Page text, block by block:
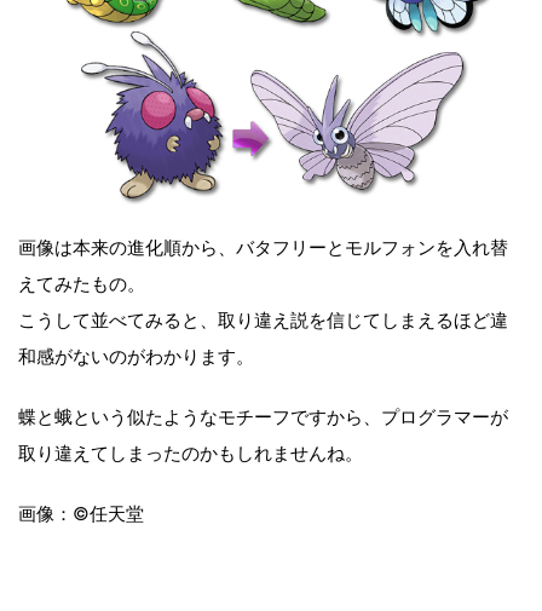
画像は本来の進化順から、バタフリーとモルフォンを入れ替
えてみたもの。
こうして並べてみると、取り違え説を信じてしまえるほど違
和感がないのがわかります。
蝶と蛾という似たようなモチーフですから、プログラマーが
取り違えてしまったのかもしれませんね。
画像：©任天堂